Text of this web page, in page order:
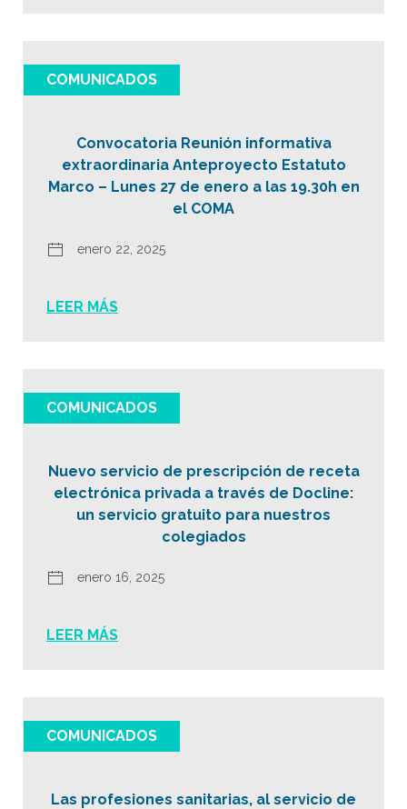
COMUNICADOS
Convocatoria Reunión informativa
extraordinaria Anteproyecto Estatuto
Marco – Lunes 27 de enero a las 19.30h en
el COMA
enero 22, 2025
LEER MÁS
COMUNICADOS
Nuevo servicio de prescripción de receta
electrónica privada a través de Docline:
un servicio gratuito para nuestros
colegiados
enero 16, 2025
LEER MÁS
COMUNICADOS
Las profesiones sanitarias, al servicio de